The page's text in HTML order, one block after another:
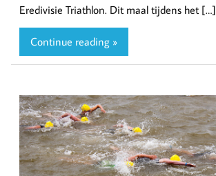
Eredivisie Triathlon. Dit maal tijdens het […]
Continue reading »